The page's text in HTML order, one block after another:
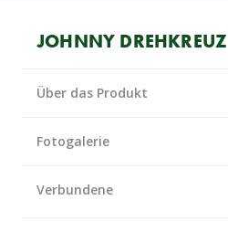
JOHNNY DREHKREUZ
Über das Produkt
Fotogalerie
Verbundene